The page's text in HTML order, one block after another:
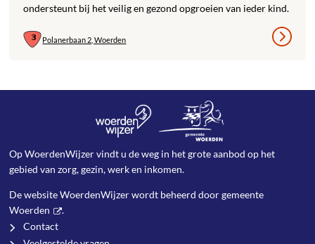
ondersteunt bij het veilig en gezond opgroeien van ieder kind.
Polanerbaan 2, Woerden
Op WoerdenWijzer vindt u de weg in het grote aanbod op het
gebied van zorg, gezin, werk en inkomen.
De website WoerdenWijzer wordt beheerd doorgemeente
Woerden
.
Contact